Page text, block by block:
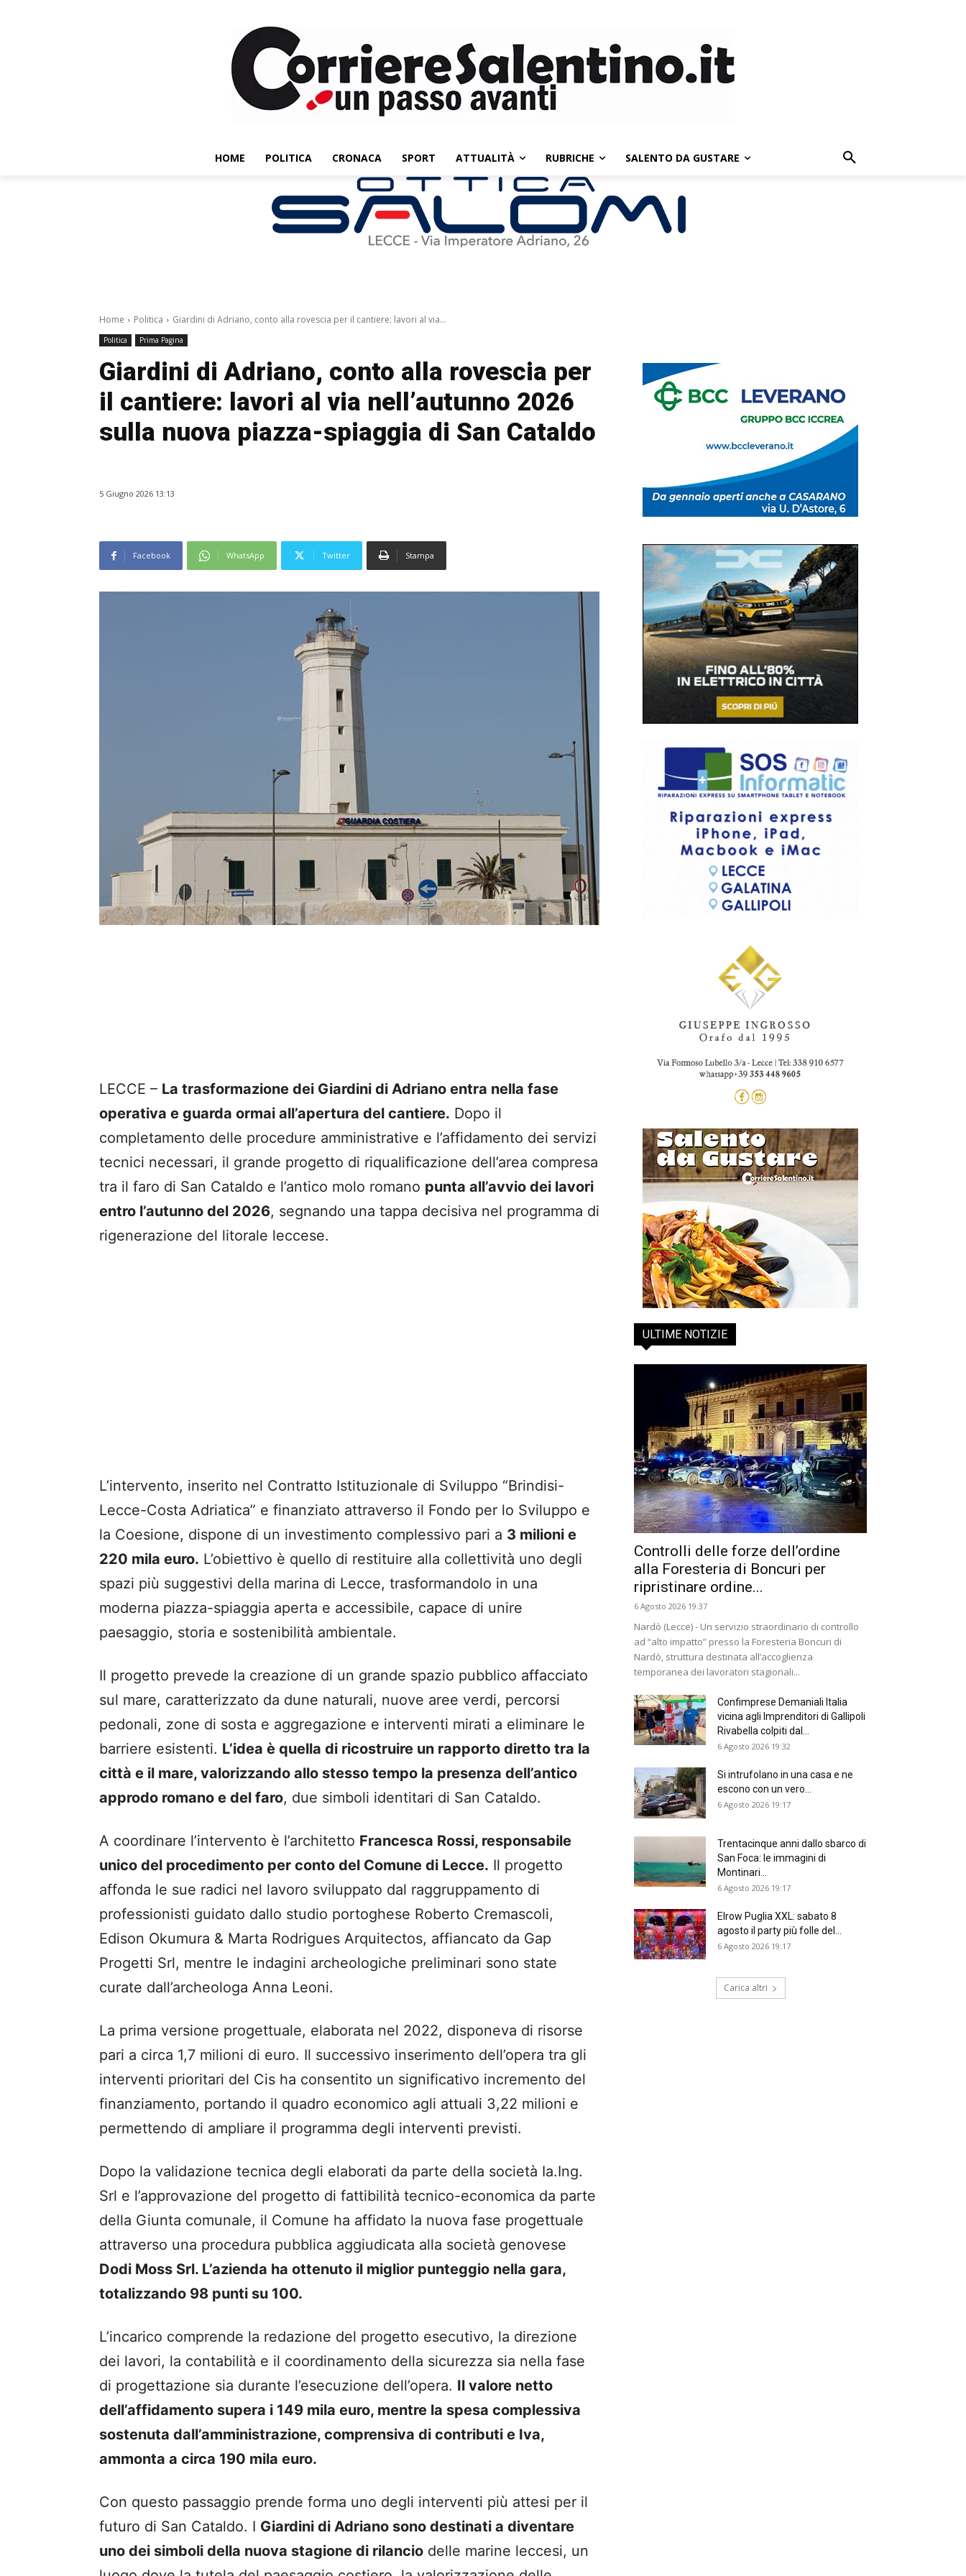
HOME POLITICA CRONACA SPORT ATTUALITÀ RUBRICHE SALENTO DA GUSTARE
Home Politica Giardini di Adriano, conto alla rovescia per il cantiere: lavori al via...
Politica Prima Pagina
Giardini di Adriano, conto alla rovescia per
il cantiere: lavori al via nell’autunno 2026
sulla nuova piazza-spiaggia di San Cataldo
5 Giugno 2026 13:13
Facebook WhatsApp Twitter Stampa
LECCE – La trasformazione dei Giardini di Adriano entra nella fase
operativa e guarda ormai all’apertura del cantiere. Dopo il
completamento delle procedure amministrative e l’affidamento dei servizi
tecnici necessari, il grande progetto di riqualificazione dell’area compresa
tra il faro di San Cataldo e l’antico molo romano punta all’avvio dei lavori
entro l’autunno del 2026, segnando una tappa decisiva nel programma di
rigenerazione del litorale leccese.
L’intervento, inserito nel Contratto Istituzionale di Sviluppo “Brindisi-
Lecce-Costa Adriatica” e finanziato attraverso il Fondo per lo Sviluppo e
la Coesione, dispone di un investimento complessivo pari a 3 milioni e
220 mila euro. L’obiettivo è quello di restituire alla collettività uno degli
spazi più suggestivi della marina di Lecce, trasformandolo in una
moderna piazza-spiaggia aperta e accessibile, capace di unire
paesaggio, storia e sostenibilità ambientale.
Il progetto prevede la creazione di un grande spazio pubblico affacciato
sul mare, caratterizzato da dune naturali, nuove aree verdi, percorsi
pedonali, zone di sosta e aggregazione e interventi mirati a eliminare le
barriere esistenti. L’idea è quella di ricostruire un rapporto diretto tra la
città e il mare, valorizzando allo stesso tempo la presenza dell’antico
approdo romano e del faro, due simboli identitari di San Cataldo.
A coordinare l’intervento è l’architetto Francesca Rossi, responsabile
unico del procedimento per conto del Comune di Lecce. Il progetto
affonda le sue radici nel lavoro sviluppato dal raggruppamento di
professionisti guidato dallo studio portoghese Roberto Cremascoli,
Edison Okumura & Marta Rodrigues Arquitectos, affiancato da Gap
Progetti Srl, mentre le indagini archeologiche preliminari sono state
curate dall’archeologa Anna Leoni.
La prima versione progettuale, elaborata nel 2022, disponeva di risorse
pari a circa 1,7 milioni di euro. Il successivo inserimento dell’opera tra gli
interventi prioritari del Cis ha consentito un significativo incremento del
finanziamento, portando il quadro economico agli attuali 3,22 milioni e
permettendo di ampliare il programma degli interventi previsti.
Dopo la validazione tecnica degli elaborati da parte della società Ia.Ing.
Srl e l’approvazione del progetto di fattibilità tecnico-economica da parte
della Giunta comunale, il Comune ha affidato la nuova fase progettuale
attraverso una procedura pubblica aggiudicata alla società genovese
Dodi Moss Srl. L’azienda ha ottenuto il miglior punteggio nella gara,
totalizzando 98 punti su 100.
L’incarico comprende la redazione del progetto esecutivo, la direzione
dei lavori, la contabilità e il coordinamento della sicurezza sia nella fase
di progettazione sia durante l’esecuzione dell’opera. Il valore netto
dell’affidamento supera i 149 mila euro, mentre la spesa complessiva
sostenuta dall’amministrazione, comprensiva di contributi e Iva,
ammonta a circa 190 mila euro.
Con questo passaggio prende forma uno degli interventi più attesi per il
futuro di San Cataldo. I Giardini di Adriano sono destinati a diventare
uno dei simboli della nuova stagione di rilancio delle marine leccesi, un
ULTIME NOTIZIE
Controlli delle forze dell’ordine
alla Foresteria di Boncuri per
ripristinare ordine...
6 Agosto 2026 19:37
Nardò (Lecce) - Un servizio straordinario di controllo
ad “alto impatto” presso la Foresteria Boncuri di
Nardò, struttura destinata all’accoglienza
temporanea dei lavoratori stagionali...
Confimprese Demaniali Italia
vicina agli Imprenditori di Gallipoli
Rivabella colpiti dal...
6 Agosto 2026 19:32
Si intrufolano in una casa e ne
escono con un vero...
6 Agosto 2026 19:17
Trentacinque anni dallo sbarco di
San Foca: le immagini di
Montinari...
6 Agosto 2026 19:17
Elrow Puglia XXL: sabato 8
agosto il party più folle del...
6 Agosto 2026 19:17
Carica altri